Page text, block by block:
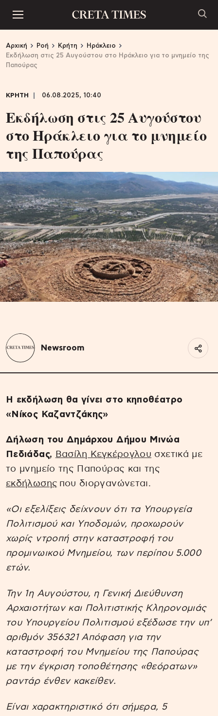
Αρχική Ροή Κρήτη
Ηράκλειο
Εκδήλωση στις 25 Αυγούστου στο Ηράκλειο για το μνημείο της
Παπούρας
ΚΡΗΤΗ 06.08.2025, 10:40
Εκδήλωση στις 25 Αυγούστου
στο Ηράκλειο για το μνημείο
της Παπούρας
Newsroom
Η εκδήλωση θα γίνει στο κηποθέατρο
«Νίκος Καζαντζάκης»
Δήλωση του Δημάρχου Δήμου Μινώα
Πεδιάδας, Βασίλη Κεγκέρογλου σχετικά με
το μνημείο της Παπούρας και της
εκδήλωσης που διοργανώνεται.
«Οι εξελίξεις δείχνουν ότι τα Υπουργεία
Πολιτισμού και Υποδομών, προχωρούν
χωρίς ντροπή στην καταστροφή του
προμινωικού Μνημείου, των περίπου 5.000
ετών.
Την 1η Αυγούστου, η Γενική Διεύθυνση
Αρχαιοτήτων και Πολιτιστικής Κληρονομιάς
του Υπουργείου Πολιτισμού εξέδωσε την υπ’
αριθμόν 356321 Απόφαση για την
καταστροφή του Μνημείου της Παπούρας
με την έγκριση τοποθέτησης «θεόρατων»
ραντάρ ένθεν κακείθεν.
Είναι χαρακτηριστικό ότι σήμερα, 5